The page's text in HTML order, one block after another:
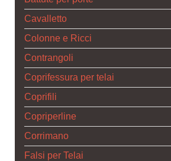
Cavalletto
Colonne e Ricci
Contrangoli
Coprifessura per telai
Coprifili
Copriperline
Corrimano
Falsi per Telai